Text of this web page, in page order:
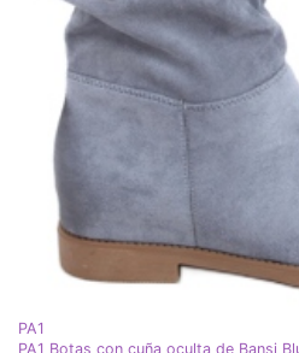
PA1
PA1 Botas con cuña oculta de Bansi